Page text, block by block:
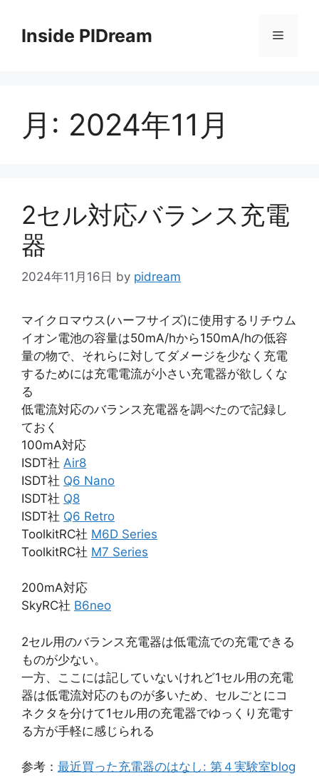
Inside PIDream メ
月: 2024年11月
2セル対応バランス充電
器
2024年11月16日 by pidream
マイクロマウス(ハーフサイズ)に使用するリチウム
イオン電池の容量は50mA/hから150mA/hの低容
量の物で、それらに対してダメージを少なく充電
するためには充電電流が小さい充電器が欲しくな
る
低電流対応のバランス充電器を調べたので記録し
ておく
100mA対応
ISDT社 Air8
ISDT社 Q6 Nano
ISDT社 Q8
ISDT社 Q6 Retro
ToolkitRC社 M6D Series
ToolkitRC社 M7 Series
200mA対応
SkyRC社 B6neo
2セル用のバランス充電器は低電流での充電できる
ものが少ない。
一方、ここには記していないけれど1セル用の充電
器は低電流対応のものが多いため、セルごとにコ
ネクタを分けて1セル用の充電器でゆっくり充電す
る方が手軽に感じられる
参考： 最近買った充電器のはなし: 第４実験室blog